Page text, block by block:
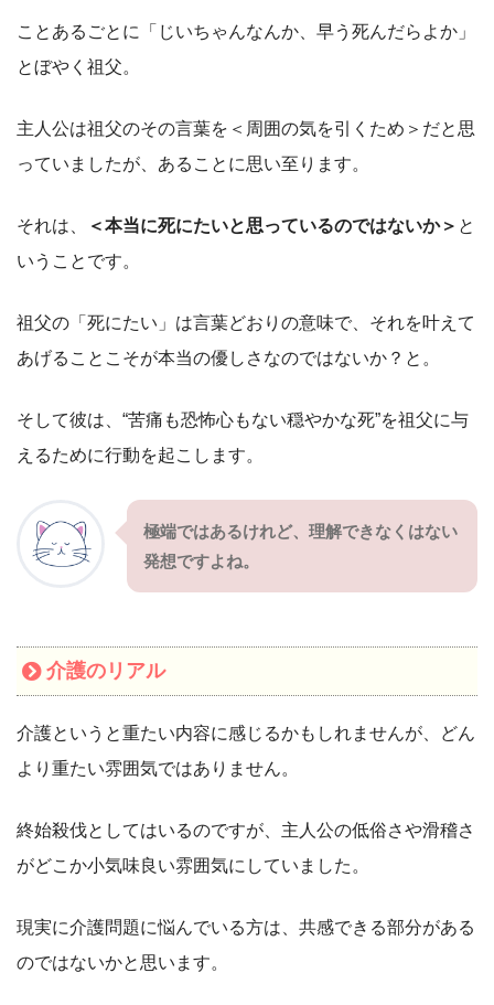
ことあるごとに「じいちゃんなんか、早う死んだらよか」
とぼやく祖父。
主人公は祖父のその言葉を＜周囲の気を引くため＞だと思
っていましたが、あることに思い至ります。
それは、 ＜本当に死にたいと思っているのではないか＞ と
いうことです。
祖父の「死にたい」は言葉どおりの意味で、それを叶えて
あげることこそが本当の優しさなのではないか？と。
そして彼は、“苦痛も恐怖心もない穏やかな死”を祖父に与
えるために行動を起こします。
極端ではあるけれど、理解できなくはない
発想ですよね。
介護のリアル
介護というと重たい内容に感じるかもしれませんが、どん
より重たい雰囲気ではありません。
終始殺伐としてはいるのですが、主人公の低俗さや滑稽さ
がどこか小気味良い雰囲気にしていました。
現実に介護問題に悩んでいる方は、共感できる部分がある
のではないかと思います。